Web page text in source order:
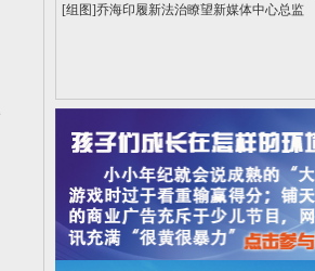
[组图]乔海印履新法治瞭望新媒体中心总监